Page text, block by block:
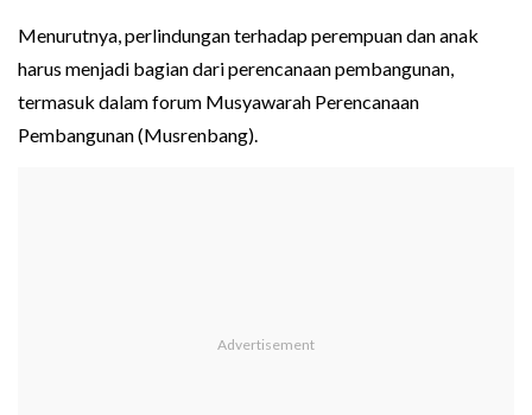
Menurutnya, perlindungan terhadap perempuan dan anak
harus menjadi bagian dari perencanaan pembangunan,
termasuk dalam forum Musyawarah Perencanaan
Pembangunan (Musrenbang).